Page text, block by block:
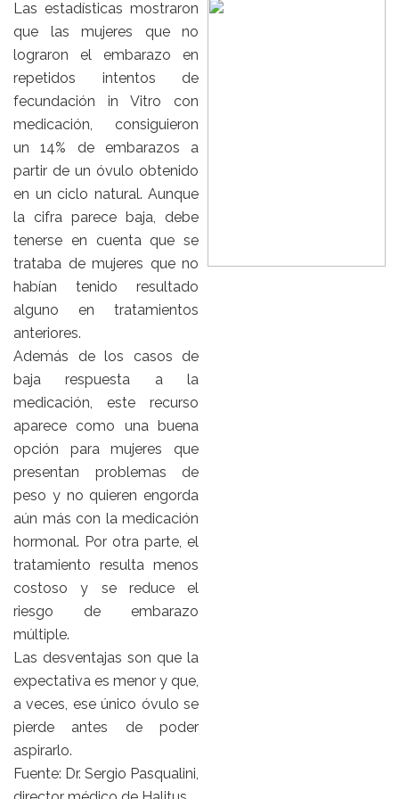
Las estadísticas mostraron
que las mujeres que no
lograron el embarazo en
repetidos intentos de
fecundación in Vitro con
medicación, consiguieron
un 14% de embarazos a
partir de un óvulo obtenido
en un ciclo natural. Aunque
la cifra parece baja, debe
tenerse en cuenta que se
trataba de mujeres que no
habían tenido resultado
alguno en tratamientos
anteriores.
Además de los casos de
baja respuesta a la
medicación, este recurso
aparece como una buena
opción para mujeres que
presentan problemas de
peso y no quieren engorda
aún más con la medicación
hormonal. Por otra parte, el
tratamiento resulta menos
costoso y se reduce el
riesgo de embarazo
múltiple.
Las desventajas son que la
expectativa es menor y que,
a veces, ese único óvulo se
pierde antes de poder
aspirarlo.
Fuente: Dr. Sergio Pasqualini,